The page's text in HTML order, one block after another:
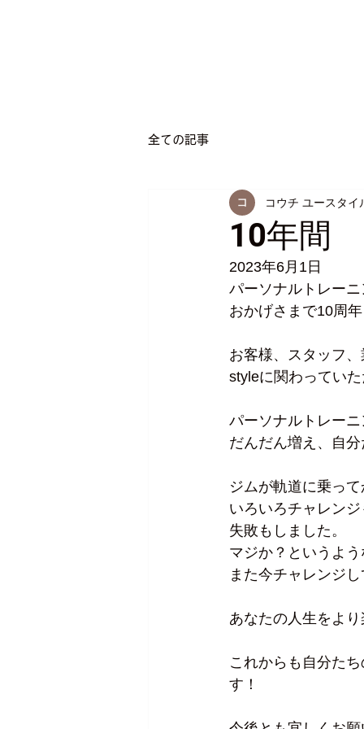
全ての記事
10年間
コウチ ユースタイ
2023年6月1日
パーソナルトレー
おかげさまで10周
お客様、スタッフ
styleに関わってい
パーソナルトレー
だんだん増え、自
ジムが軌道に乗っ
いろいろチャレン
失敗もしました。
マジか？というよ
また今チャレンジ
あなたの人生をよ
これからも自分た
す！